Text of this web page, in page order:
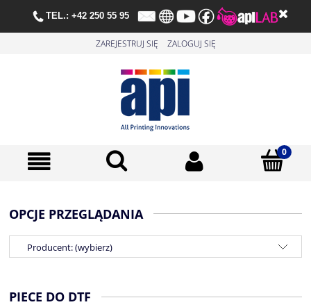
TE L.: +42 250 55 95
ZAREJESTRUJ SIĘ ZALOGUJ SIĘ
OPCJE PRZEGLĄDANIA
Producent: (wybierz)
PIECE DO DTF